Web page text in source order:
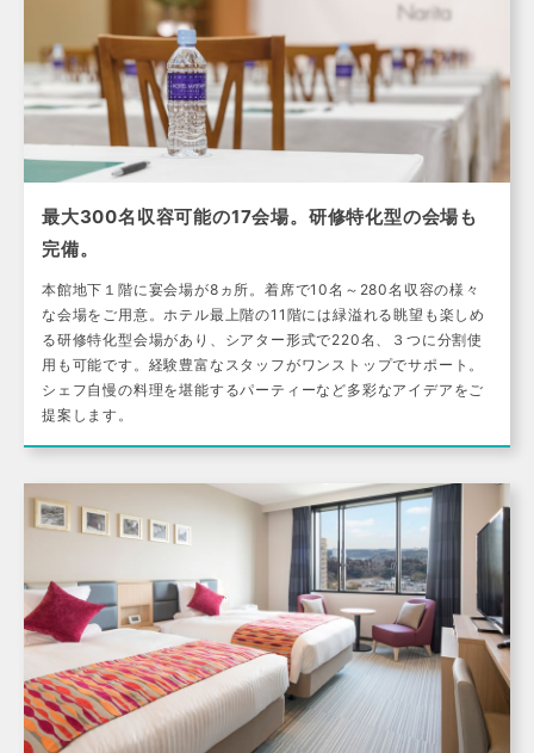
最大300名収容可能の17会場。研修特化型の会場も
完備。
本館地下１階に宴会場が8ヵ所。着席で10名～280名収容の様々
な会場をご用意。ホテル最上階の11階には緑溢れる眺望も楽しめ
る研修特化型会場があり、シアター形式で220名、３つに分割使
用も可能です。経験豊富なスタッフがワンストップでサポート。
シェフ自慢の料理を堪能するパーティーなど多彩なアイデアをご
提案します。